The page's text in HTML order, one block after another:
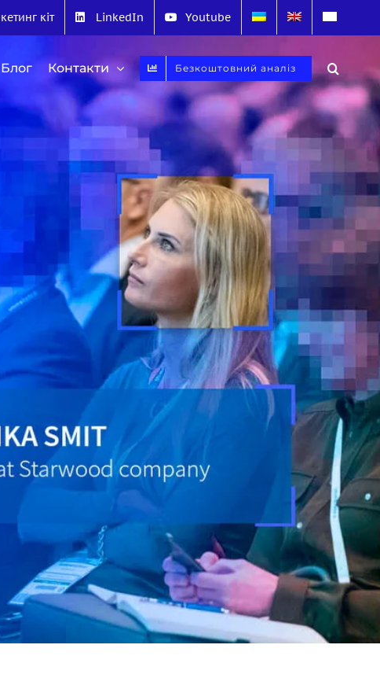
кіт LinkedIn Youtube
Блог Контакти Безкоштовний аналіз